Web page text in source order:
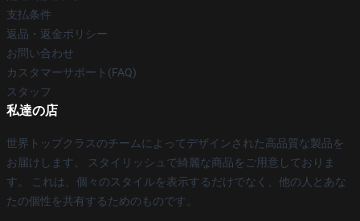
支払条件
返品・返金ポリシー
お問い合わせ
カスタマーサポート(FAQ)
スタッフ
私達の店
世界トップクラスのチームによってデザインされた高品質な製品を
お届けします。 スタイリッシュで綺麗な商品をご用意しておりま
す。 これは、個々のスタイルを表示するだけでなく、他の人とあな
たの個性を共有するためのものです。